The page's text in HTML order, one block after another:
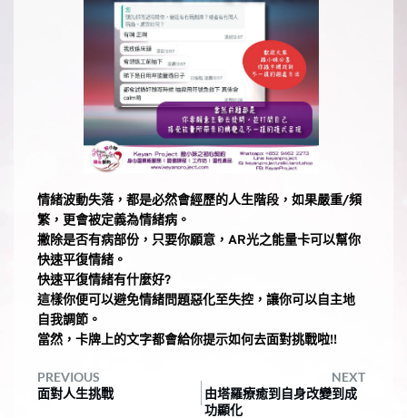
情緒波動失落，都是必然會經歷的人生階段，如果嚴重/頻
繁，更會被定義為情緒病。
撇除是否有病部份，只要你願意，AR光之能量卡可以幫你
快速平復情緒。
快速平復情緒有什麼好?
這樣你便可以避免情緒問題惡化至失控，讓你可以自主地
自我調節。
當然，卡牌上的文字都會給你提示如何去面對挑戰啦!!
PREVIOUS
NEXT
面對人生挑戰
由塔羅療癒到自身改變到成
功顯化